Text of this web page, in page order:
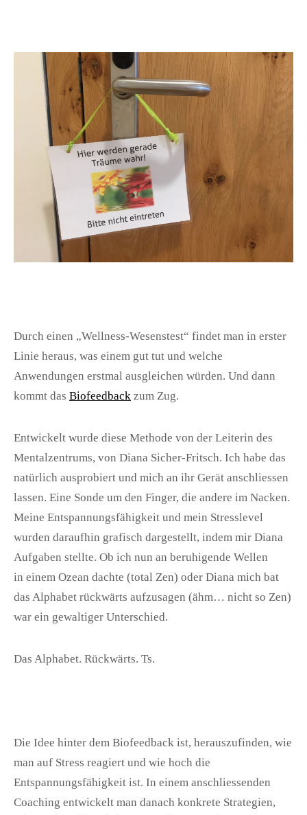
Durch einen „Wellness-Wesenstest“ findet man in erster
Linie heraus, was einem gut tut und welche
Anwendungen erstmal ausgleichen würden. Und dann
kommt das Biofeedback zum Zug.
Entwickelt wurde diese Methode von der Leiterin des
Mentalzentrums, von Diana Sicher-Fritsch. Ich habe das
natürlich ausprobiert und mich an ihr Gerät anschliessen
lassen. Eine Sonde um den Finger, die andere im Nacken.
Meine Entspannungsfähigkeit und mein Stresslevel
wurden daraufhin grafisch dargestellt, indem mir Diana
Aufgaben stellte. Ob ich nun an beruhigende Wellen
in einem Ozean dachte (total Zen) oder Diana mich bat
das Alphabet rückwärts aufzusagen (ähm… nicht so Zen)
war ein gewaltiger Unterschied.
Das Alphabet. Rückwärts. Ts.
Die Idee hinter dem Biofeedback ist, herauszufinden, wie
man auf Stress reagiert und wie hoch die
Entspannungsfähigkeit ist. In einem anschliessenden
Coaching entwickelt man danach konkrete Strategien,